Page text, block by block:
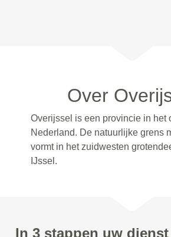
Over
Overijssel is een provincie in het
Nederland. De natuurlijke grens
vormt in het zuidwesten
IJssel.
In 3 stappen uw